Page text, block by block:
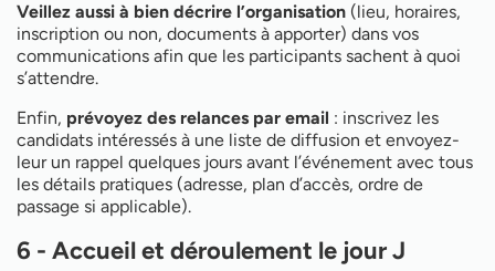
Veillez aussi à bien décrire l’organisation (lieu, horaires,
inscription ou non, documents à apporter) dans vos
communications afin que les participants sachent à quoi
s’attendre.
Enfin, prévoyez des relances par email : inscrivez les
candidats intéressés à une liste de diffusion et envoyez-
leur un rappel quelques jours avant l’événement avec tous
les détails pratiques (adresse, plan d’accès, ordre de
passage si applicable).
6 - Accueil et déroulement le jour J